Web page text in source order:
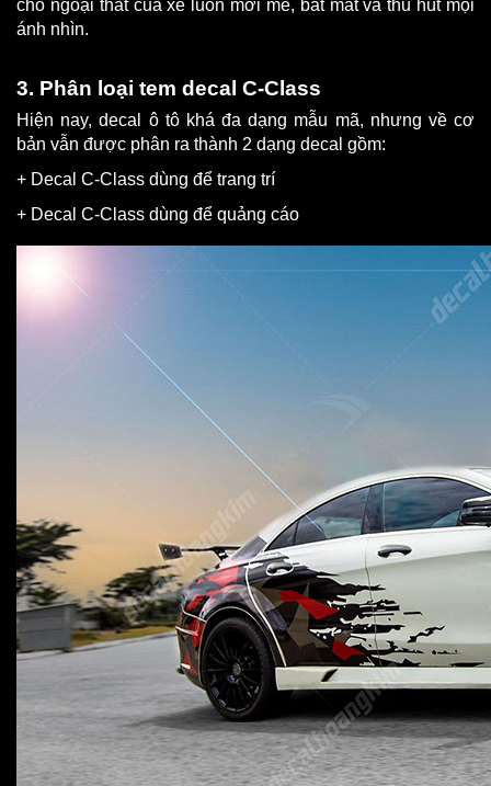
cho ngoại thất của xe luôn mới mẻ, bắt mắt và thu hút mọi
ánh nhìn.
3. Phân loại tem decal C-Class
Hiện nay, decal ô tô khá đa dạng mẫu mã, nhưng về cơ
bản vẫn được phân ra thành 2 dạng decal gồm:
+ Decal C-Class dùng để trang trí
+ Decal C-Class dùng để quảng cáo